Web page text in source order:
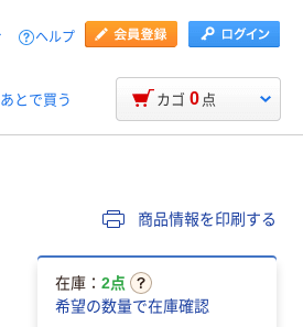
ヘルプ
あとで買う カゴ 0 点
商品情報を印刷する
在庫： 2点
希望の数量で在庫確認